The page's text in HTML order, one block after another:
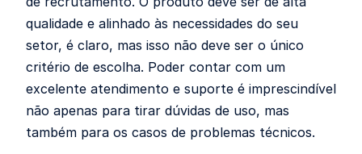
qualidade e alinhado às necessidades do seu
setor, é claro, mas isso não deve ser o único
critério de escolha. Poder contar com um
excelente atendimento e suporte é imprescindível
não apenas para tirar dúvidas de uso, mas
também para os casos de problemas técnicos.